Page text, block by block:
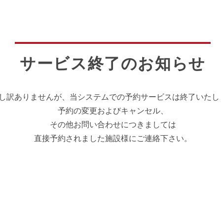
サービス終了のお知らせ
訳ありませんが、当システムでの予約サービスは終了いた
予約の変更およびキャンセル、
その他お問い合わせにつきましては
直接予約されました施設様にご連絡下さい。